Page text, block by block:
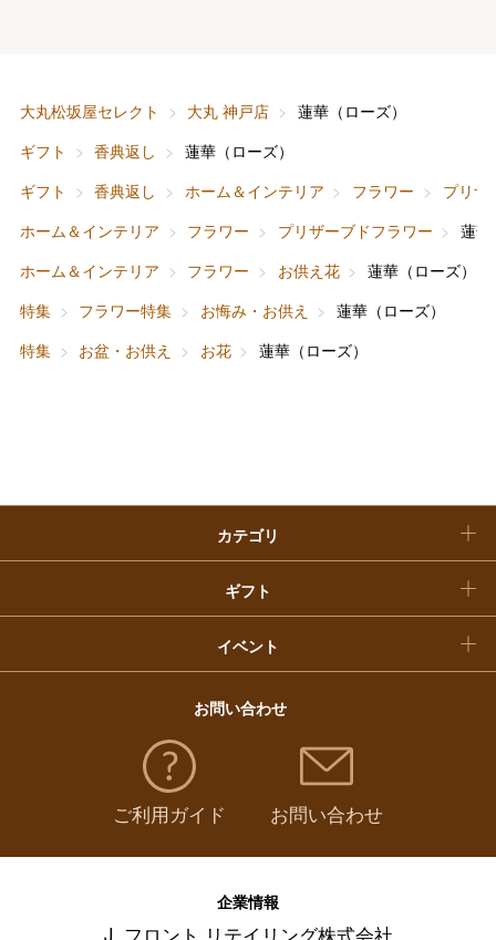
大丸松坂屋セレクト 大丸 神戸店
蓮華（ローズ）
ギフト
香典返し
蓮華（ローズ）
ギフト
香典返し ホーム＆インテリア フラワー
プリザ
ホーム＆インテリア
フラワー プリザーブドフラワー
蓮
ホーム＆インテリア
フラワー お供え花
蓮華（ローズ）
特集
フラワー特集 お悔み・お供え
蓮華（ローズ）
特集
お盆・お供え お花 蓮華（ローズ）
カテゴリ
ファッション
ホーム＆インテリア
ベビー＆キッズ
ギフト
出産内祝い
結婚内祝い
お香典返し
快気祝い
イベント
母の日
父の日
お中元
敬老の日
福袋
お問い合わせ
ご利用ガイド お問い合わせ
企業情報
J. フロント リテイリング株式会社